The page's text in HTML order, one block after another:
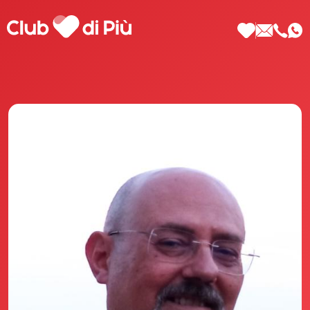
Le testimonianze Club di Più
La fondatrice Valeria Pilla
Annunci Donne
Agenzia matrimoniale Club di Più